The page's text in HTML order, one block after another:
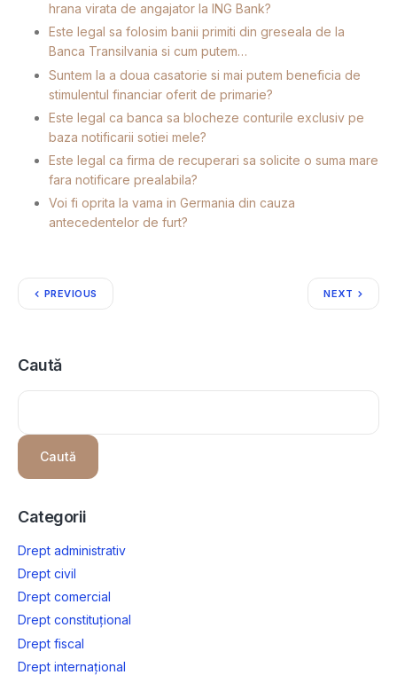
hrana virata de angajator la ING Bank?
Este legal sa folosim banii primiti din greseala de la
Banca Transilvania si cum putem…
Suntem la a doua casatorie si mai putem beneficia de
stimulentul financiar oferit de primarie?
Este legal ca banca sa blocheze conturile exclusiv pe
baza notificarii sotiei mele?
Este legal ca firma de recuperari sa solicite o suma mare
fara notificare prealabila?
Voi fi oprita la vama in Germania din cauza
antecedentelor de furt?
PREVIOUS NEXT
Caută
Caută
Categorii
Drept administrativ
Drept civil
Drept comercial
Drept constituțional
Drept fiscal
Drept internațional